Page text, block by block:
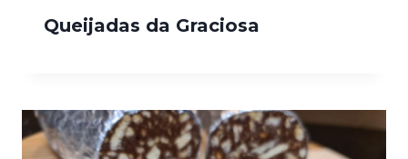
Queijadas da Graciosa